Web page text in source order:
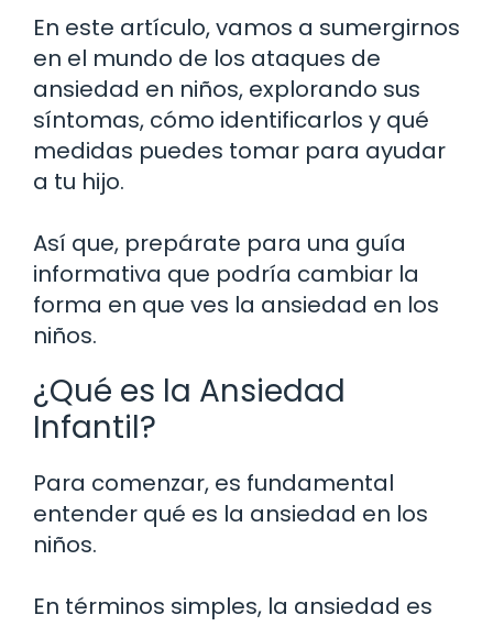
En este artículo, vamos a sumergirnos
en el mundo de los ataques de
ansiedad en niños, explorando sus
síntomas, cómo identificarlos y qué
medidas puedes tomar para ayudar
a tu hijo.
Así que, prepárate para una guía
informativa que podría cambiar la
forma en que ves la ansiedad en los
niños.
¿Qué es la Ansiedad
Infantil?
Para comenzar, es fundamental
entender qué es la ansiedad en los
niños.
En términos simples, la ansiedad es